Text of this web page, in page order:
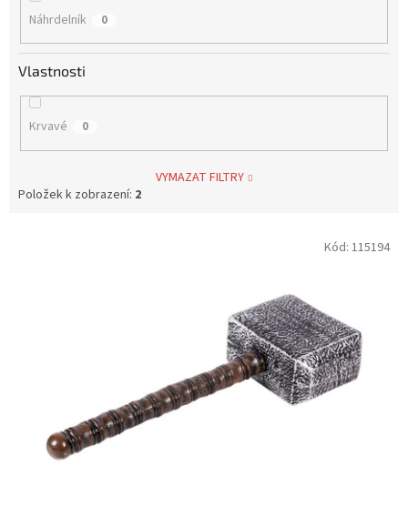
Náhrdelník 0
Vlastnosti
Krvavé 0
VYMAZAT FILTRY
Položek k zobrazení: 2
Kód: 115194